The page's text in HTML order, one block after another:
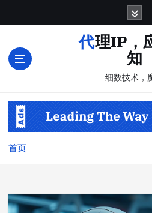
代理IP，应知尽
知
细数技术，
首页